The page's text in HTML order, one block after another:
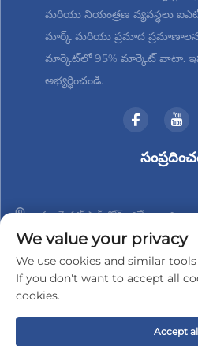
మరియు నియంత్రణ వ్యవస్థలు
మార్క్ మరియు ప్రమాద
మార్కెట్‌లో 95% మార్కెట్ వాటా.
అభ్యర్థించండి.
నం. 3 హాన్‌షాన్ రోడ్, జిన్బేయి జిల్లా,
+86-18961288218
[email protected]
© 2025 చాంగ్‌జౌ జిండర్-టెక్ ఎలక్ట్రానిక్స్ కో.,
We value your privacy
We use cookies and similar
If you don't want to accept all
cookies.
Accept